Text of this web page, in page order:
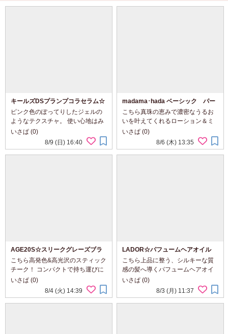
キールズDSプランプコラセラム☆
ピンク色のぽってりしたジェルの
ようなテクスチャ。 使い心地はみ
ずみずしく、伸びとなじみがよい
です。 暑い日でもスッキリ使えま
す。 香りはほとんどしませんが、
いさぱ (0)
8/9 (日) 16:40
madama･hada ベーシック パー
ルローション＆ミルク☆
こちら真珠の恵みで濃密なうるお
いを叶えてくれるローション＆ミ
ルク。 ローションは透明で糸をひ
くほどトロミのあるテクスチャ。
こっくり濃厚でありながら、暑い
いさぱ (0)
8/6 (木) 13:35
AGE20S☆スリークグレーズブラ
ッシュスティック
こちら高発色&高光沢のスティック
チーク！ コンパクトで持ち運びに
も便利なサイズです。 使い方はメ
イクしたい部分に軽く塗布してな
じませます。 ☆モーヴラズベリー
いさぱ (0)
8/4 (火) 14:39
LADOR☆パフュームヘアオイル
（エンジェルミュゲ）
こちら上品に整う、シルキーな質
感の髪へ導くパフュームヘアオイ
ル♪ コロンとしたボトルが可愛いで
す。 こっくりなめらか濃厚なオイ
ル感なのに、 髪になじませると軽
いさぱ (0)
8/3 (月) 11:37